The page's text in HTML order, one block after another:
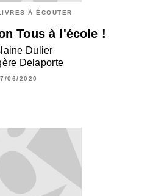
À ÉCOUTER
Tous à l'école !
Dulier
Delaporte
06/2020